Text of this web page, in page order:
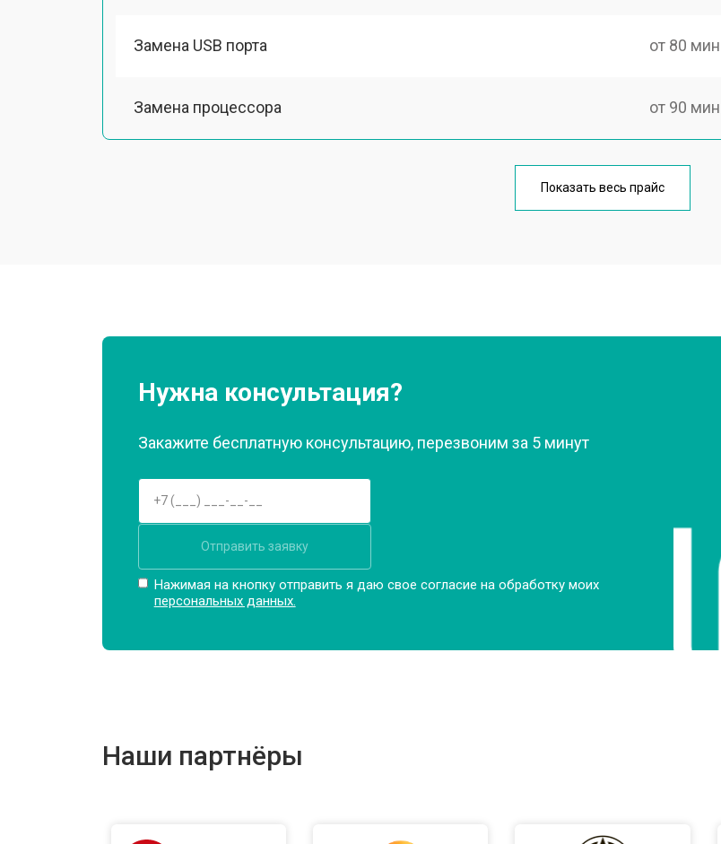
Замена USB порта от 80 мин
Замена процессора от 90 мин
от 160 мин
Показать весь прайс
Нужна консультация?
Закажите бесплатную консультацию, перезвоним за 5 минут
Отправить заявку
Нажимая на кнопку отправить я даю свое согласие на обработку моих
персональных данных.
Наши партнёры